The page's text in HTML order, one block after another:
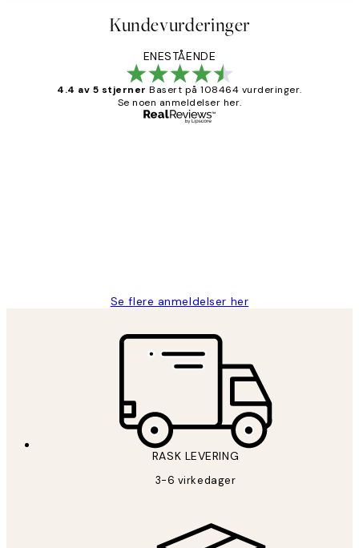
Kundevurderinger
ENESTÅENDE
4.4 av 5 stjerner Basert på 108464 vurderinger.
Se noen anmeldelser her.
Se flere anmeldelser her
RASK LEVERING
3-6 virkedager